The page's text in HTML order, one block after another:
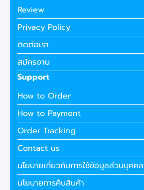
Review
Privacy Policy
ติดต่อเรา
สมัครงาน
Support
How to Order
How to Payment
Order Tracking
Contact us
นโยบายเกี่ยวกับการใช้ข้อมูลส่วนบุคคล
นโยบายการคืนสินค้า